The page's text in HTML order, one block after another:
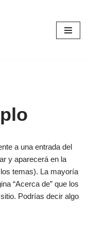
a una entrada del
y aparecerá en la
temas). La mayoría
“Acerca de” que los
Podrías decir algo